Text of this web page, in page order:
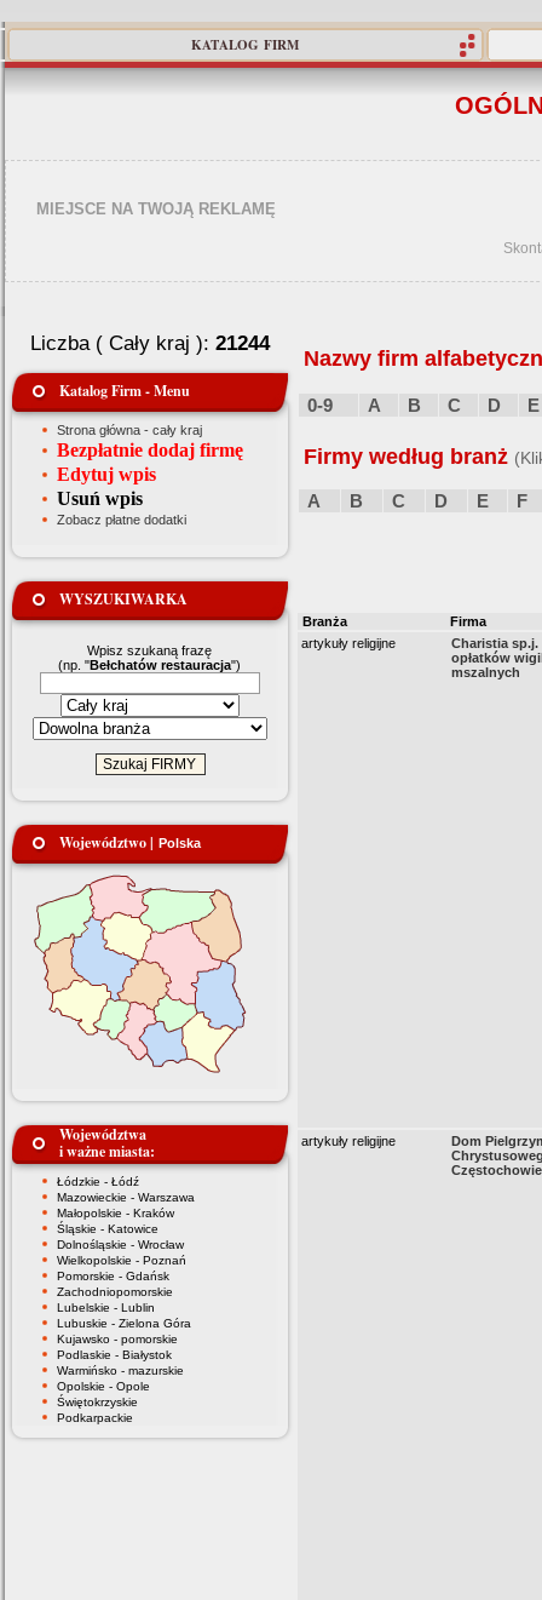
KATALOG FIRM
MIEJSCE NA TWOJĄ REKLAMĘ
Liczba ( Cały kraj ): 21244
Katalog Firm - Menu
Strona główna - cały kraj
Bezpłatnie dodaj firmę
Edytuj wpis
Usuń wpis
Zobacz płatne dodatki
WYSZUKIWARKA
Wpisz szukaną frazę
(np. "Bełchatów restauracja")
Województwo | Polska
Województwa
i ważne miasta:
Łódzkie - Łódź
Mazowieckie - Warszawa
Małopolskie - Kraków
Śląskie - Katowice
Dolnośląskie - Wrocław
Wielkopolskie - Poznań
Pomorskie - Gdańsk
Zachodniopomorskie
Lubelskie - Lublin
Lubuskie - Zielona Góra
Kujawsko - pomorskie
Podlaskie - Białystok
Warmińsko - mazurskie
Opolskie - Opole
Świętokrzyskie
Podkarpackie
Nazwy firm
0-9 A B C D E
Firmy według branż
A B C D E F
Branża
Firma
artykuły religijne
Charistia sp.j.
opłatków
mszalnych
artykuły religijne
Dom
Częstochowie